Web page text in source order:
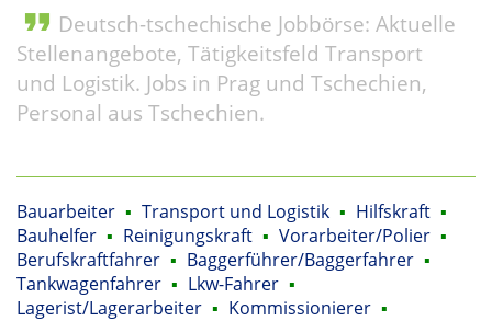
format_quote Deutsch-tschechische Jobbörse: Aktuelle
Stellenangebote, Tätigkeitsfeld Transport
und Logistik. Jobs in Prag und Tschechien,
Personal aus Tschechien.
Bauarbeiter ▪ Transport und Logistik ▪ Hilfskraft ▪
Bauhelfer ▪ Reinigungskraft ▪ Vorarbeiter/Polier ▪
Berufskraftfahrer ▪ Baggerführer/Baggerfahrer ▪
Tankwagenfahrer ▪ Lkw-Fahrer ▪
Lagerist/Lagerarbeiter ▪ Kommissionierer ▪